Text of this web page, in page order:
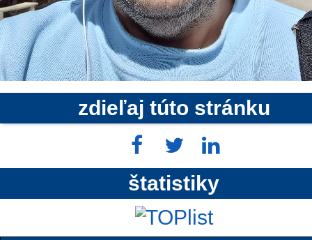
zdieľaj túto stránku
štatistiky